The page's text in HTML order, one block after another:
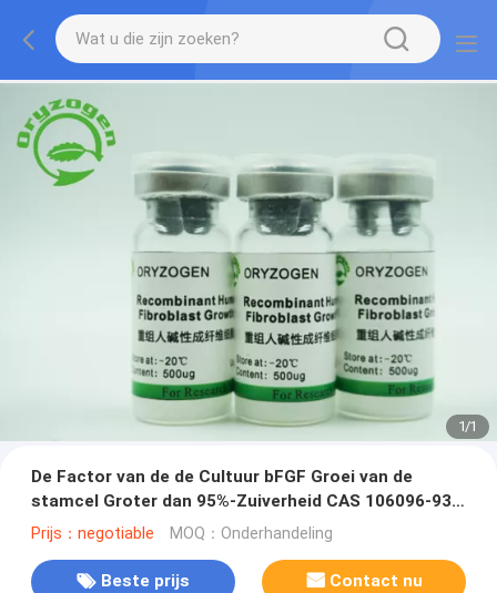
1/1
De Factor van de de Cultuur bFGF Groei van de
stamcel Groter dan 95%-Zuiverheid CAS 106096-93-
9Prijs：negotiable MOQ：Onderhandeling
Beste prijs Contact nu